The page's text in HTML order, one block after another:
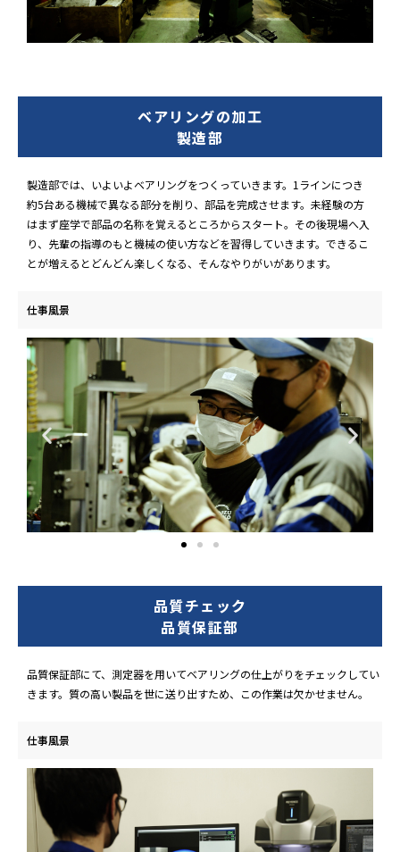
ベアリングの加工
製造部
製造部では、いよいよベアリングをつくっていきます。1ラインにつき
約5台ある機械で異なる部分を削り、部品を完成させます。未経験の方
はまず座学で部品の名称を覚えるところからスタート。その後現場へ入
り、先輩の指導のもと機械の使い方などを習得していきます。できるこ
とが増えるとどんどん楽しくなる、そんなやりがいがあります。
仕事風景
品質チェック
品質保証部
品質保証部にて、測定器を用いてベアリングの仕上がりをチェックしてい
きます。質の高い製品を世に送り出すため、この作業は欠かせません。
仕事風景